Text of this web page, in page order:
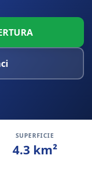
SUPERFICIE
4.3 km²